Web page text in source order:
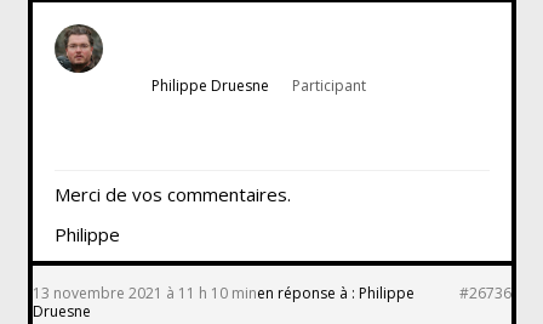
Philippe Druesne Participant
Merci de vos commentaires.
Philippe
13 novembre 2021 à 11 h 10 minen réponse à : Philippe
Druesne
#26736